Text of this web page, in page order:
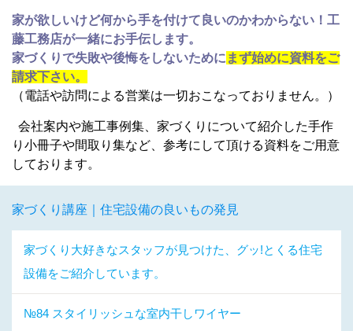
家が欲しいけど何から手を付けて良いのかわからない！工
藤工務店が一緒にお手伝します。
家づくりで失敗や後悔をしないために まず始めに資料をご
請求下さい。
（電話や訪問による営業は一切おこなっておりません。）
会社案内や施工事例集、家づくりについて紹介した手作
り小冊子や間取り集など、参考にして頂ける資料をご用意
しております。
家づくり講座｜住宅設備の良いもの発見
家づくり大好きなスタッフが見つけた、グッ!とくる住宅
設備をご紹介しています。
№84 スタイリッシュな室内干しワイヤー